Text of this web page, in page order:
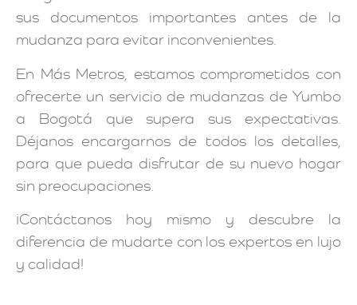
sus documentos importantes antes de la
mudanza para evitar inconvenientes.
En Más Metros, estamos comprometidos con
ofrecerte un servicio de mudanzas de Yumbo
a Bogotá que supera sus expectativas.
Déjanos encargarnos de todos los detalles,
para que pueda disfrutar de su nuevo hogar
sin preocupaciones.
¡Contáctanos hoy mismo y descubre la
diferencia de mudarte con los expertos en lujo
y calidad!